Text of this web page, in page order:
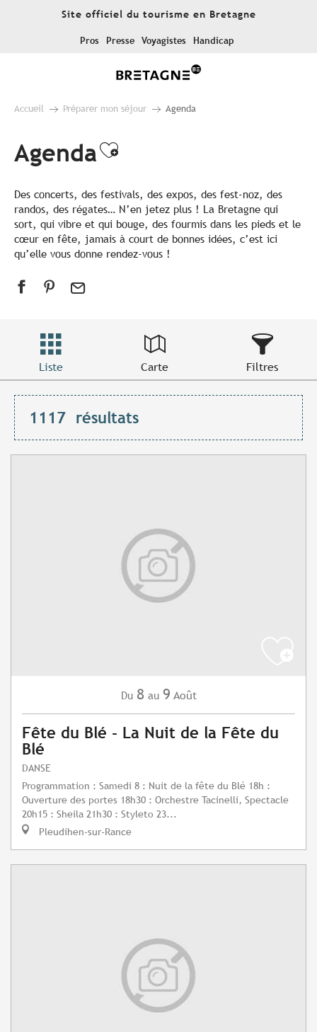
Site officiel du tourisme en Bretagne
Pros Presse Voyagistes Handicap
Accueil Préparer mon séjour Agenda
AgendaAjouter aux favoris
Des concerts, des festivals, des expos, des fest-noz, des
randos, des régates… N’en jetez plus ! La Bretagne qui
sort, qui vibre et qui bouge, des fourmis dans les pieds et le
cœur en fête, jamais à court de bonnes idées, c’est ici
qu’elle vous donne rendez-vous !
Liste Carte Filtres
1117 résultats
Du 8 au 9 Août
Fête du Blé - La Nuit de la Fête du
Blé
DANSE
Programmation : Samedi 8 : Nuit de la fête du Blé 18h :
Ouverture des portes 18h30 : Orchestre Tacinelli, Spectacle
20h15 : Sheila 21h30 : Styleto 23...
Pleudihen-sur-Rance